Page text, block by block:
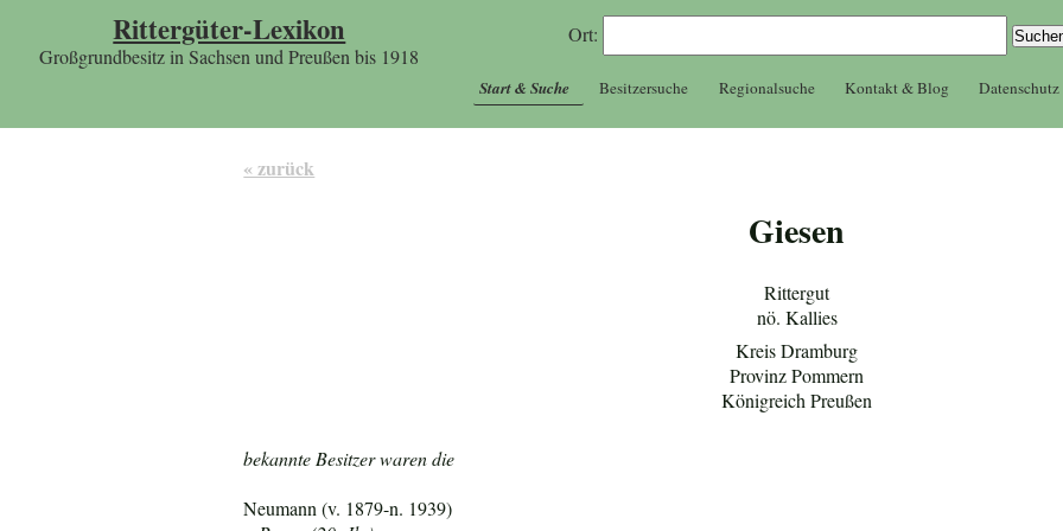
Rittergüter-Lexikon
Großgrundbesitz in Sachsen und Preußen bis 1918
Ort:
Start & Suche Besitzersuche Regionalsuche Kontakt & Blog Datenschutz
« zurück
Giesen
Rittergut
nö. Kallies
Kreis Dramburg
Provinz Pommern
Königreich Preußen
bekannte Besitzer waren die
Neumann (v. 1879-n. 1939)